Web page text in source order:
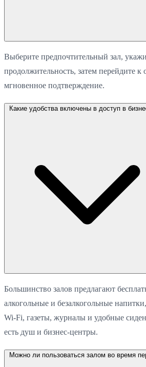
Выберите предпочтительный зал,
продолжительность, затем перейдите
мгновенное подтверждение.
Какие удобства включены в доступ в
Большинство залов предлагают
алкогольные и безалкогольные
Wi-Fi, газеты, журналы и удобные
есть душ и бизнес-центры.
Можно ли пользоваться залом во время